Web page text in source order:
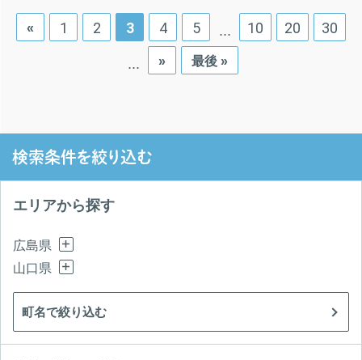
検索条件を絞り込む
エリアから探す
広島県
山口県
町名で絞り込む
« 1 2 3 4 5 ... 10 20 30
... » 最後 »